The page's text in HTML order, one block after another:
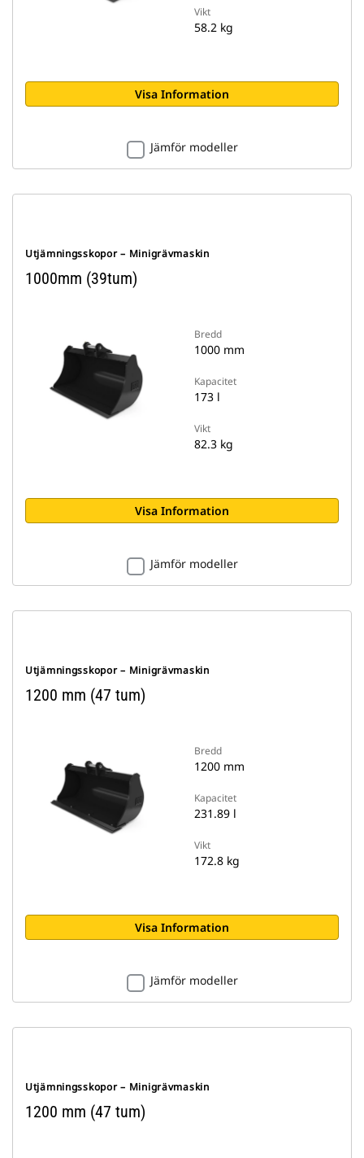
Vikt
58.2 kg
Visa Information
Jämför modeller
Utjämningsskopor – Minigrävmaskin
1000mm (39tum)
Bredd
1000 mm
Kapacitet
173 l
Vikt
82.3 kg
Visa Information
Jämför modeller
Utjämningsskopor – Minigrävmaskin
1200 mm (47 tum)
Bredd
1200 mm
Kapacitet
231.89 l
Vikt
172.8 kg
Visa Information
Jämför modeller
Utjämningsskopor – Minigrävmaskin
1200 mm (47 tum)